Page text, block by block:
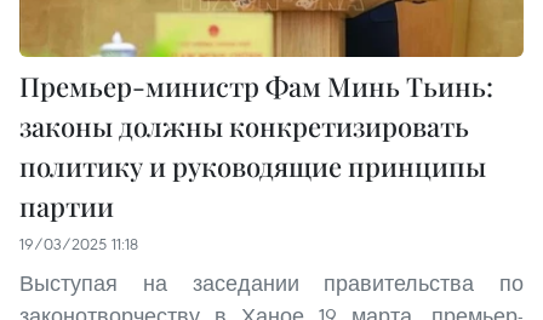
Премьер-министр Фам Минь Тьинь:
законы должны конкретизировать
политику и руководящие принципы
партии
19/03/2025 11:18
Выступая на заседании правительства по